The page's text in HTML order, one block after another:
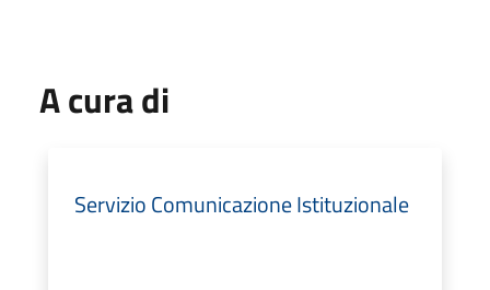
A cura di
Servizio Comunicazione Istituzionale